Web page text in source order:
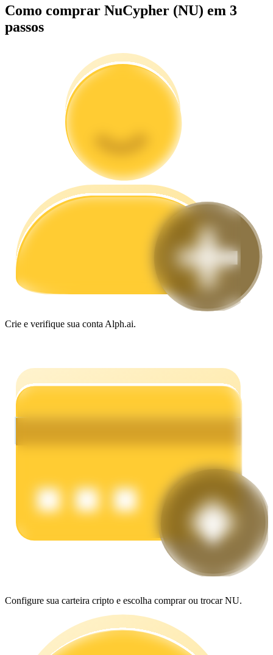
Análise de big data, incluindo informações comerciais, etc.
Guia para iniciantes em futuros
Ganhar
Ganhe recompensas competitivas diariamente
Como comprar NuCypher (NU) em 3
passos
Crie e verifique sua conta Alph.ai.
Configure sua carteira cripto e escolha comprar ou trocar NU.